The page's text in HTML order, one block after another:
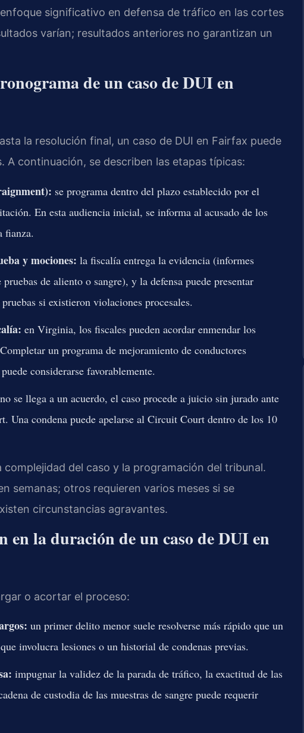
significativo en defensa de tráfico en las cortes
varían; resultados anteriores no garantizan un
de un caso de DUI en
la resolución final, un caso de DUI en Fairfax puede
A continuación, se describen las etapas típicas:
se programa dentro del plazo establecido por el
En esta audiencia inicial, se informa al acusado de los
fianza.
y mociones: la fiscalía entrega la evidencia (informes
de aliento o sangre), y la defensa puede presentar
si existieron violaciones procesales.
en Virginia, los fiscales pueden acordar enmendar los
un programa de mejoramiento de conductores
considerarse favorablemente.
se llega a un acuerdo, el caso procede a juicio sin jurado ante
Una condena puede apelarse al Circuit Court dentro de los 10
del caso y la programación del tribunal.
semanas; otros requieren varios meses si se
circunstancias agravantes.
en la duración de un caso de DUI en
o acortar el proceso:
un primer delito menor suele resolverse más rápido que un
involucra lesiones o un historial de condenas previas.
impugnar la validez de la parada de tráfico, la exactitud de las
de custodia de las muestras de sangre puede requerir